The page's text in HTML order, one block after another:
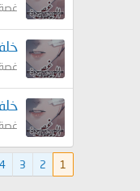
غصة
غصة
غصة
1
2
3
4